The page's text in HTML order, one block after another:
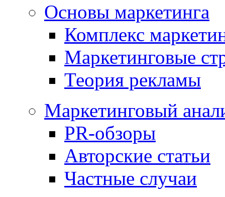
Основы маркетинга
Комплекс
Маркетинговые
Теория рекламы
Маркетинговый
PR-обзоры
Авторские статьи
Частные случаи